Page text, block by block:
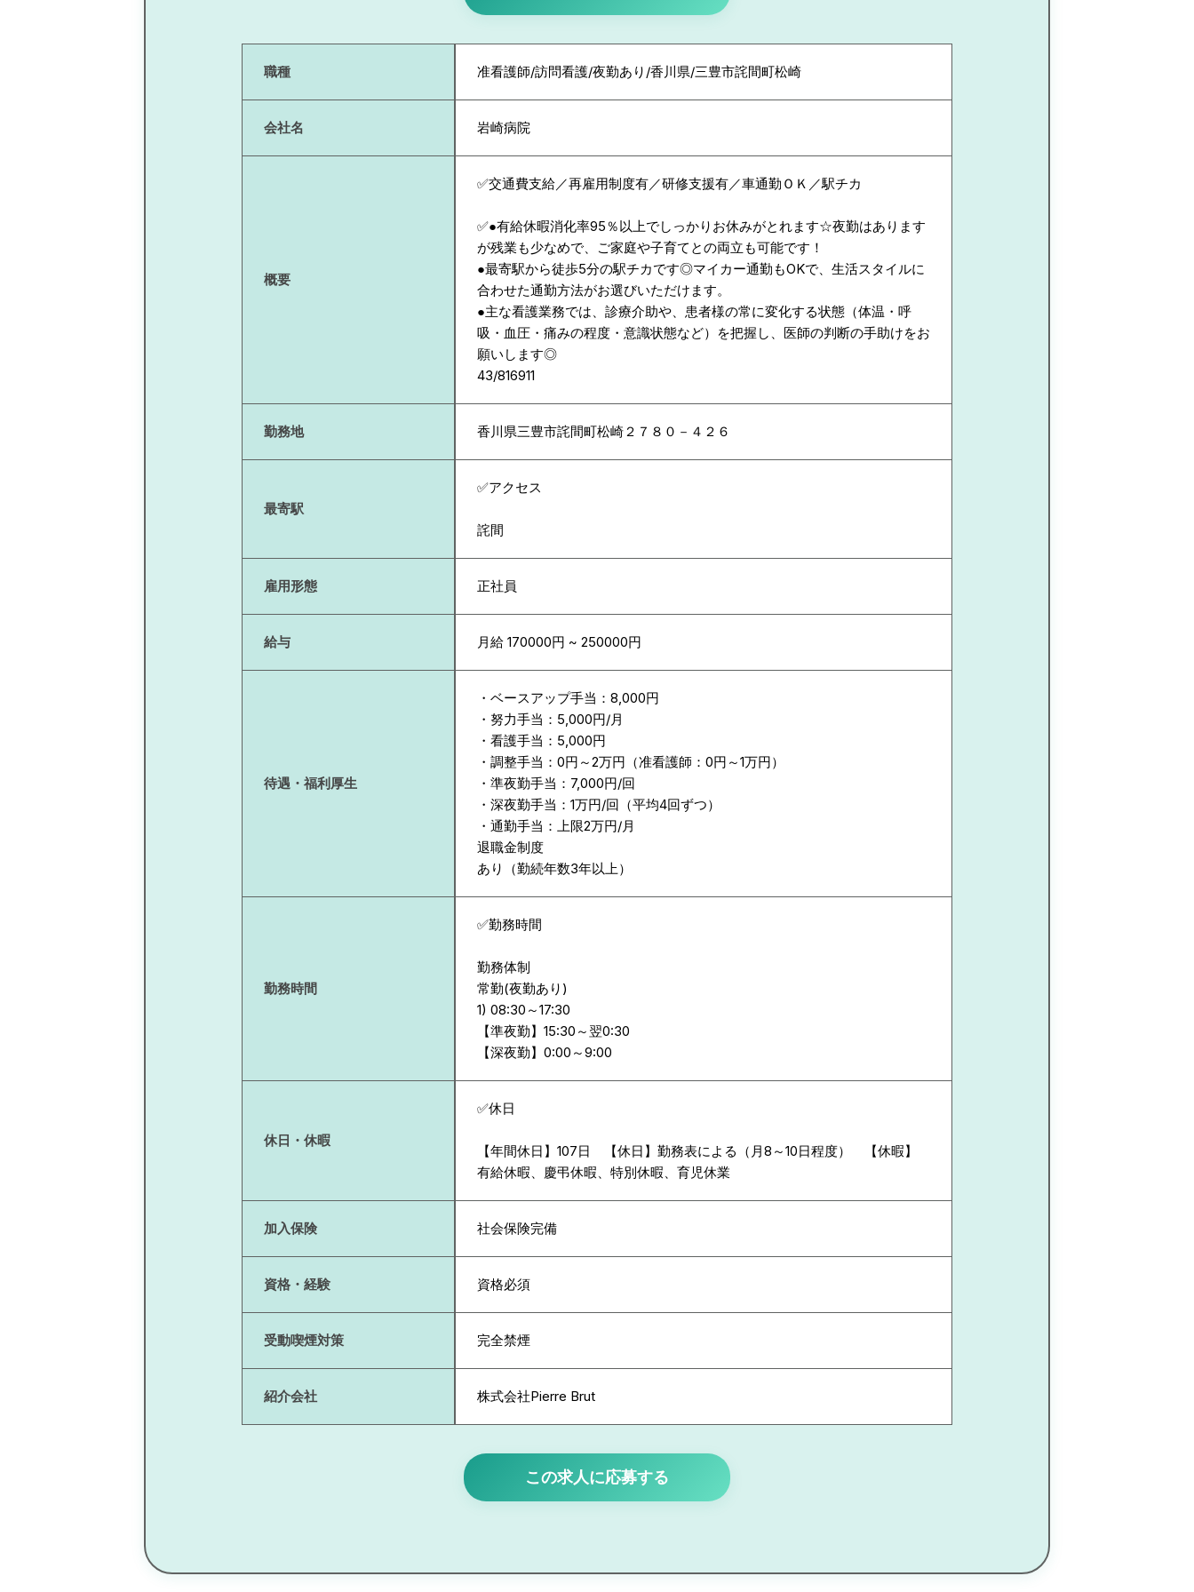
職種 准看護師/訪問看護/夜勤あり/香川県/三豊市詫間町松崎
会社名 岩崎病院
概要
✅交通費支給／再雇用制度有／研修支援有／車通勤ＯＫ／駅チカ
✅●有給休暇消化率95％以上でしっかりお休みがとれます☆夜勤はあります
が残業も少なめで、ご家庭や子育てとの両立も可能です！
●最寄駅から徒歩5分の駅チカです◎マイカー通勤もOKで、生活スタイルに
合わせた通勤方法がお選びいただけます。
●主な看護業務では、診療介助や、患者様の常に変化する状態（体温・呼
吸・血圧・痛みの程度・意識状態など）を把握し、医師の判断の手助けをお
願いします◎
43/816911
勤務地 香川県三豊市詫間町松崎２７８０－４２６
最寄駅
✅アクセス
詫間
雇用形態 正社員
給与 月給 170000円 ~ 250000円
待遇・福利厚生
・ベースアップ手当：8,000円
・努力手当：5,000円/月
・看護手当：5,000円
・調整手当：0円～2万円（准看護師：0円～1万円）
・準夜勤手当：7,000円/回
・深夜勤手当：1万円/回（平均4回ずつ）
・通勤手当：上限2万円/月
退職金制度
あり（勤続年数3年以上）
勤務時間
✅勤務時間
勤務体制
常勤(夜勤あり)
1) 08:30～17:30
【準夜勤】15:30～翌0:30
【深夜勤】0:00～9:00
休日・休暇
✅休日
【年間休日】107日 【休日】勤務表による（月8～10日程度） 【休暇】
有給休暇、慶弔休暇、特別休暇、育児休業
加入保険 社会保険完備
資格・経験 資格必須
受動喫煙対策 完全禁煙
紹介会社 株式会社Pierre Brut
この求人に応募する